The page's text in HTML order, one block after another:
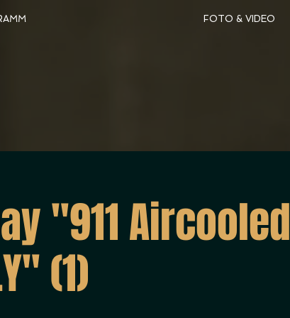
FOTO & VIDEO
"911 Aircooled
(1)